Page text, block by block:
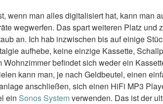
wenn man alles digitalisiert hat, kann man
wegwerfen. Das spart weiteren Platz und
an. Ich hab inzwischen bis auf einige
aufhebe, keine einzige Kassette,
Wohnzimmer befindet sich weder ein
kann man, je nach Geldbeutel, einen
anschließen, sich einen HiFi MP3
ein Sonos Systemverwenden. Das ist der